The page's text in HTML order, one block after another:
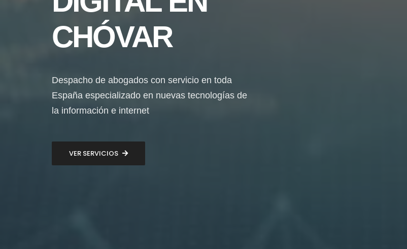
CHÓVAR
Despacho de abogados con servicio en toda
España especializado en nuevas tecnologías de
la información e internet
VER SERVICIOS